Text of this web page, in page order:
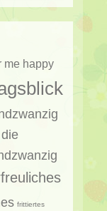
me happy
die
frittiertes